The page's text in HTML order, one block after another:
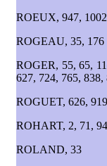
ROEUX, 947, 1002
ROGEAU, 35, 176
ROGER, 55, 65,
627, 724, 765,
ROGUET, 626,
ROHART, 2, 71,
ROLAND, 33